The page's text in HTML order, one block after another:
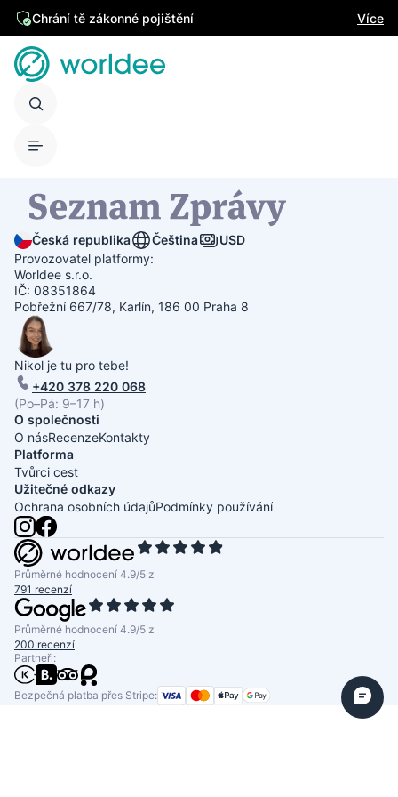
Chrání tě zákonné pojištění Více
Česká republika Čeština
USD
Provozovatel platformy:
Worldee s.r.o.
IČ: 08351864
Pobřežní 667/78, Karlín, 186 00 Praha 8
Nikol je tu pro tebe!
+420 378 220 068
(Po–Pá: 9–17 h)
O společnosti
O násRecenzeKontakty
Platforma
Tvůrci cest
Užitečné odkazy
Ochrana osobních údajůPodmínky používání
Průměrné hodnocení 4.9/5 z
791 recenzí
Průměrné hodnocení 4.9/5 z
200 recenzí
Partneři:
Bezpečná platba přes Stripe: